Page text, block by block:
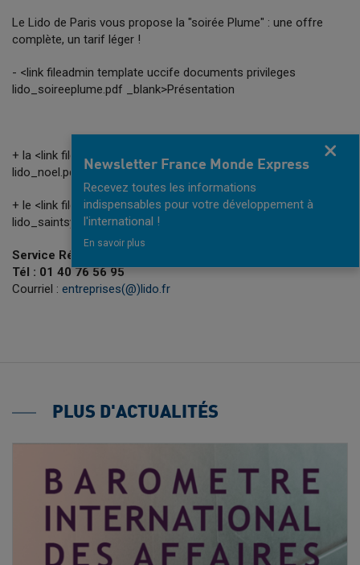
Le Lido de Paris vous propose la "soirée Plume" : une offre
complète, un tarif léger !
- <link fileadmin template uccife documents privileges
lido_soireeplume.pdf _blank>Présentation
+ la <link fileadmin template uccife documents privileges
lido_noel.pdf _blank>soirée de Noël
+ le <link fileadmin template uccife documents privileges
lido_saintsylvestre.pdf _blank>menu de la Saint-Sylvestre
Service Réservation Collectivités
Tél : 01 40 76 56 95
Courriel : entreprises(@)lido.fr
PLUS D'ACTUALITÉS
Newsletter France Monde Express
Recevez toutes les informations
indispensables pour votre développement à
l'international !
En savoir plus